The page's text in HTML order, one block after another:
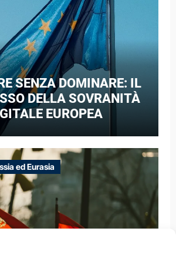
SENZA DOMINARE: IL
DELLA SOVRANITÀ
EUROPEA
ed Eurasia